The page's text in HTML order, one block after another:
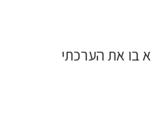
בו את הערכתי